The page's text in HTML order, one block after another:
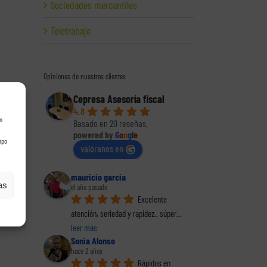
Sociedades mercantiles
Teletrabajo
Opiniones de nuestros clientes
Cepresa Asesoría fiscal
4.8
Basado en 20 reseñas.
powered by Google
valóranos en
mauricio garcia
el año pasado
Excelente
atención, seriedad y rapidez.. súper
leer más
Sonia Alonso
hace 2 años
Rápidos en